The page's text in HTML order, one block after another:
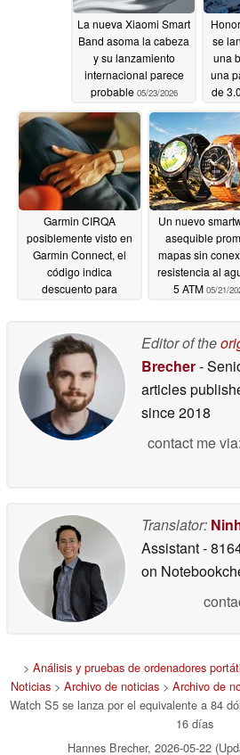
La nueva Xiaomi Smart
Band asoma la cabeza
y su lanzamiento
internacional parece
probable 05/23/2026
se
una
una
de
Garmin CIRQA
posiblemente visto en
Garmin Connect, el
código indica
descuento para
Un nuevo
asequible
mapas sin
resistencia al
5 ATM 05/21/
Editor of the
Brecher-
articles
since 2018
contact me
Translator:
Assistant-
on
> Análisis y pruebas de ordenadores
Noticias > Archivo de noticias > Archivo de
Watch S5 se lanza por el equivalente a 84
16 días
Hannes Brecher, 2026-05-22